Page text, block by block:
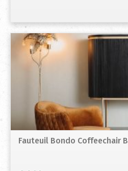
Fauteuil Bondo Coffeechair